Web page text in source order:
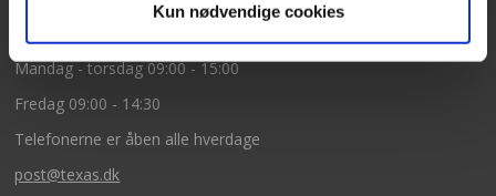
Kun nødvendige cookies
Mandag - torsdag 09:00 - 15:00
Fredag 09:00 - 14:30
Telefonerne er åben alle hverdage
post@texas.dk